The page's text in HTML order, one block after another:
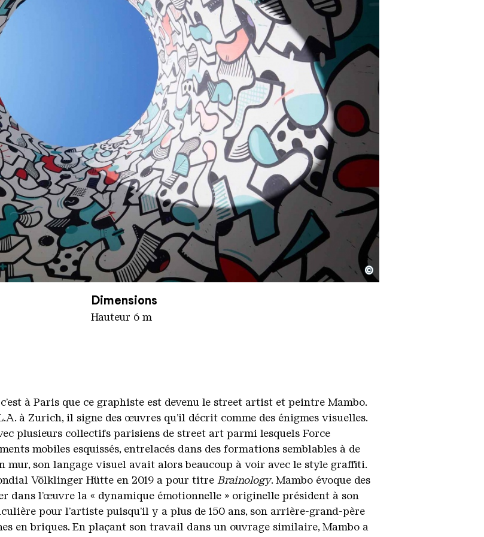
Hans-Georg Merkel
©
Dimensions
Hauteur 6 m
à Paris que ce graphiste est devenu le street artist et peintre Mambo.
à Zurich, il signe des œuvres qu’il décrit comme des énigmes visuelles.
plusieurs collectifs parisiens de street art parmi lesquels Force
mobiles esquissés, entrelacés dans des formations semblables à de
mur, son langage visuel avait alors beaucoup à voir avec le style graffiti.
Völklinger Hütte en 2019 a pour titre Brainology. Mambo évoque des
dans l’œuvre la « dynamique émotionnelle » originelle président à son
pour l’artiste puisqu’il y a plus de 150 ans, son arrière-grand-père
en briques. En plaçant son travail dans un ouvrage similaire, Mambo a